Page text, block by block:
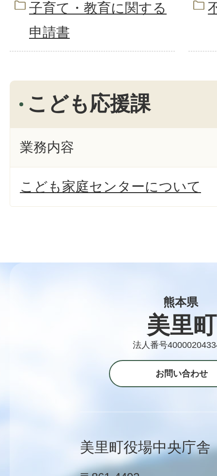
子育て・教育に関する
申請書
こども応援課
業務内容
こども家庭センターについて
熊本県
美里町
法人番号
お問い合わせ
美里町役場中央庁舎